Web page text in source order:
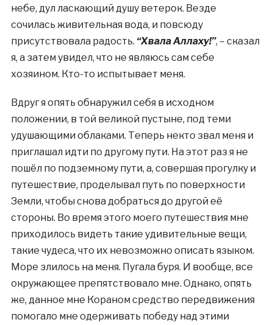
небе, дул ласкающий душу ветерок. Везде
сочилась живительная вода, и повсюду
присутствовала радость. “Хвала Аллаху!”, – сказал
я, а затем увидел, что не являюсь сам себе
хозяином. Кто-то испытывает меня.
Вдруг я опять обнаружил себя в исходном
положении, в той великой пустыне, под теми
удушающими облаками. Теперь некто звал меня и
приглашал идти по другому пути. На этот раз я не
пошёл по подземному пути, а, совершая прогулку и
путешествие, проделывал путь по поверхности
Земли, чтобы снова добраться до другой её
стороны. Во время этого моего путешествия мне
приходилось видеть такие удивительные вещи,
такие чудеса, что их невозможно описать языком.
Море злилось на меня. Пугала буря. И вообще, все
окружающее препятствовало мне. Однако, опять
же, данное мне Кораном средство передвижения
помогало мне одерживать победу над этими